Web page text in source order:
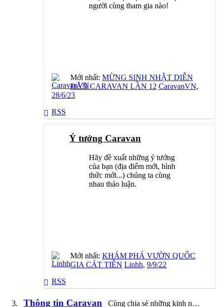
người cùng tham gia nào!
Mới nhất: MỪNG SINH NHẬT DIỄN
ĐÀN CARAVAN LẦN 12 CaravanVN,
28/6/23
RSS
Ý tưởng Caravan
Hãy đề xuất những ý tưởng
của bạn (địa điểm mới, hình
thức mới...) chúng ta cùng
nhau thảo luận.
Mới nhất: KHÁM PHÁ VƯỜN QUỐC
GIA CÁT TIÊN Linhh, 9/9/22
RSS
Thông tin Caravan Cùng chia sẻ những kinh nghiệm, thông tin về Caravan mà bạn biết